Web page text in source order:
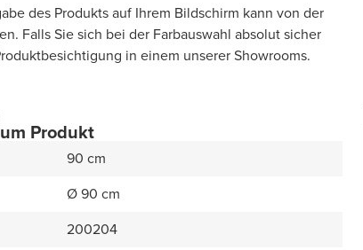
des Produkts auf Ihrem Bildschirm kann von der
Falls Sie sich bei der Farbauswahl absolut sicher
in einem unserer Showrooms.
Produkt
90 cm
Ø 90 cm
200204